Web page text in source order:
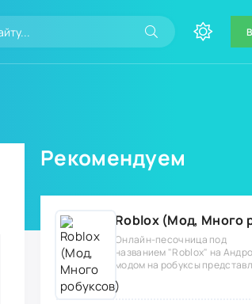
Рекомендуем
Онлайн-песочница под
названием "Roblox" на
модом на робуксы
собой